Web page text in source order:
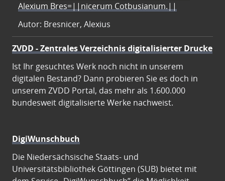
Alexium Bres=||nicerum Cotbusianum.||
Autor: Bresnicer, Alexius
ZVDD - Zentrales Verzeichnis digitalisierter Drucke
Ist Ihr gesuchtes Werk noch nicht in unserem
digitalen Bestand? Dann probieren Sie es doch in
unserem ZVDD Portal, das mehr als 1.600.000
bundesweit digitalisierte Werke nachweist.
DigiWunschbuch
Die Niedersächsische Staats- und
Universitätsbibliothek Göttingen (SUB) bietet mit